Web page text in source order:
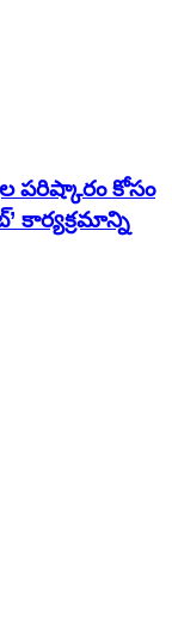
పరిష్కారం కోసం
కార్యక్రమాన్ని